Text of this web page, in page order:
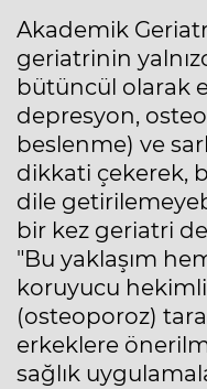
Akademik
geriatrinin
bütüncül olarak
depresyon,
beslenme) ve
dikkati çekerek,
dile
bir kez geriatri
"Bu yaklaşım
koruyucu
(osteoporoz)
erkeklere
sağlık